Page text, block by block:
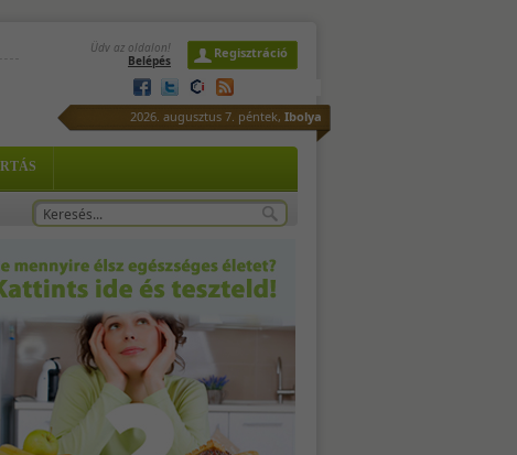
- 3
Üdv az oldalon!
Belépés
Regisztráció
2026. augusztus 7. péntek, Ibolya